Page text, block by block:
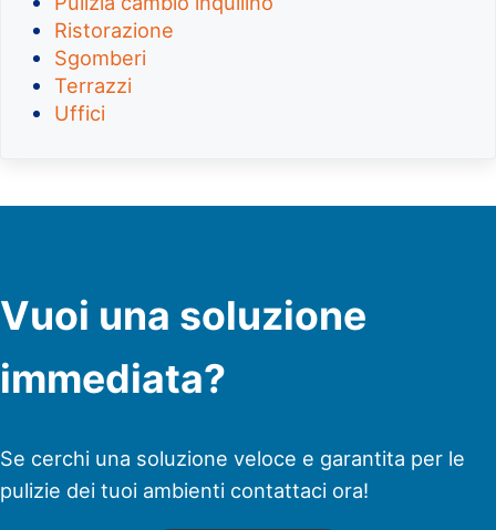
Ristorazione
Sgomberi
Terrazzi
Uffici
Vuoi una soluzione
immediata?
Se cerchi una soluzione veloce e garantita per le
pulizie dei tuoi ambienti contattaci ora!